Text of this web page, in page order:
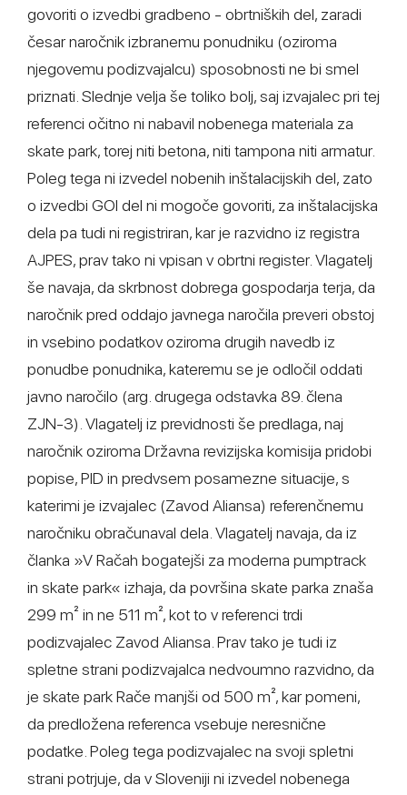
govoriti o izvedbi gradbeno - obrtniških del, zaradi
česar naročnik izbranemu ponudniku (oziroma
njegovemu podizvajalcu) sposobnosti ne bi smel
priznati. Slednje velja še toliko bolj, saj izvajalec pri tej
referenci očitno ni nabavil nobenega materiala za
skate park, torej niti betona, niti tampona niti armatur.
Poleg tega ni izvedel nobenih inštalacijskih del, zato
o izvedbi GOI del ni mogoče govoriti, za inštalacijska
dela pa tudi ni registriran, kar je razvidno iz registra
AJPES, prav tako ni vpisan v obrtni register. Vlagatelj
še navaja, da skrbnost dobrega gospodarja terja, da
naročnik pred oddajo javnega naročila preveri obstoj
in vsebino podatkov oziroma drugih navedb iz
ponudbe ponudnika, kateremu se je odločil oddati
javno naročilo (arg. drugega odstavka 89. člena
ZJN-3). Vlagatelj iz previdnosti še predlaga, naj
naročnik oziroma Državna revizijska komisija pridobi
popise, PID in predvsem posamezne situacije, s
katerimi je izvajalec (Zavod Aliansa) referenčnemu
naročniku obračunaval dela. Vlagatelj navaja, da iz
članka »V Račah bogatejši za moderna pumptrack
in skate park« izhaja, da površina skate parka znaša
299 m² in ne 511 m², kot to v referenci trdi
podizvajalec Zavod Aliansa. Prav tako je tudi iz
spletne strani podizvajalca nedvoumno razvidno, da
je skate park Rače manjši od 500 m², kar pomeni,
da predložena referenca vsebuje neresnične
podatke. Poleg tega podizvajalec na svoji spletni
strani potrjuje, da v Sloveniji ni izvedel nobenega